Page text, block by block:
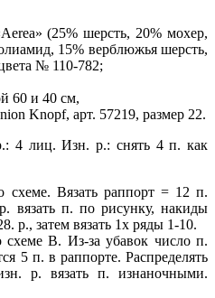
(25% шерсть, 20% мохер,
15% верблюжья шерсть,
№ 110-782;
60 и 40 см,
Knopf, арт. 57219, размер 22.
4 лиц. Изн. р.: снять 4 п. как
схеме. Вязать раппорт = 12 п.
вязать п. по рисунку, накиды
р., затем вязать 1х ряды 1-10.
схеме В. Из-за убавок число п.
5 п. в раппорте. Распределять
р. вязать п. изнаночными.